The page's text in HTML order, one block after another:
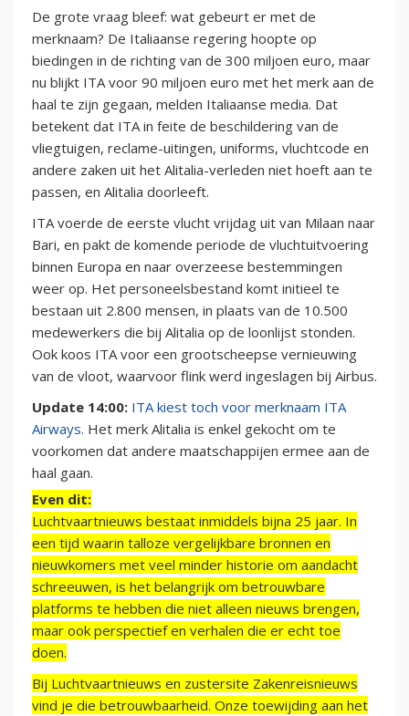
De grote vraag bleef: wat gebeurt er met de
merknaam? De Italiaanse regering hoopte op
biedingen in de richting van de 300 miljoen euro, maar
nu blijkt ITA voor 90 miljoen euro met het merk aan de
haal te zijn gegaan, melden Italiaanse media. Dat
betekent dat ITA in feite de beschildering van de
vliegtuigen, reclame-uitingen, uniforms, vluchtcode en
andere zaken uit het Alitalia-verleden niet hoeft aan te
passen, en Alitalia doorleeft.
ITA voerde de eerste vlucht vrijdag uit van Milaan naar
Bari, en pakt de komende periode de vluchtuitvoering
binnen Europa en naar overzeese bestemmingen
weer op. Het personeelsbestand komt initieel te
bestaan uit 2.800 mensen, in plaats van de 10.500
medewerkers die bij Alitalia op de loonlijst stonden.
Ook koos ITA voor een grootscheepse vernieuwing
van de vloot, waarvoor flink werd ingeslagen bij Airbus.
Update 14:00: ITA kiest toch voor merknaam ITA
Airways. Het merk Alitalia is enkel gekocht om te
voorkomen dat andere maatschappijen ermee aan de
haal gaan.
Even dit:
Luchtvaartnieuws bestaat inmiddels bijna 25 jaar. In
een tijd waarin talloze vergelijkbare bronnen en
nieuwkomers met veel minder historie om aandacht
schreeuwen, is het belangrijk om betrouwbare
platforms te hebben die niet alleen nieuws brengen,
maar ook perspectief en verhalen die er echt toe
doen.
Bij Luchtvaartnieuws en zustersite Zakenreisnieuws
vind je die betrouwbaarheid. Onze toewijding aan het